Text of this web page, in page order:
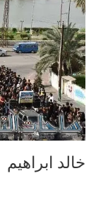
خالد ابراهيم